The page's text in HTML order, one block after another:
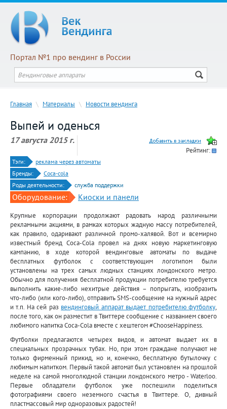
Портал №1 про вендинг в России
Главная \ Материалы \ Новости вендинга
Выпей и оденься
17 августа 2015 г.
Рейтинг:
Тэги:
реклама через автоматы
Бренды:
Coca-cola
Роды деятельности:
служба поддержки
Оборудование: Киоски и панели
Крупные корпорации продолжают радовать народ различными
рекламными акциями, в рамках которых жадную массу потребителей,
как правило, одаривают различной промо-халявой. Вот и всемирно
известный бренд Coca-Cola провел на днях новую маркетинговую
кампанию, в ходе которой вендинговые автоматы по выдаче
бесплатных футболок с соответствующим логотипом были
установлены на трех самых людных станциях лондонского метро.
Обычно для получения бесплатной продукции потребителю требуется
выполнить какие-либо нехитрые действия – попрыгать, изобразить
что-либо (или кого-либо), отправить SMS-сообщение на нужный адрес
и т.п. На сей раз вендинговый аппарат выдает потребителю футболку,
после того, как он разместит в Твиттере сообщение с названием своего
любимого напитка Coca-Cola вместе с хештегом #ChooseHappiness.
Футболки предлагаются четырех видов, и автомат выдает их в
специальных прозрачных тубах. Но, при этом граждане получают не
только фирменный прикид, но и, конечно, бесплатную бутылочку с
любимым напитком. Первый такой автомат был установлен на прошлой
неделе на самой многолюдной станции лондонского метро - Waterloo.
Первые обладатели футболок уже поспешили поделиться
фотографиями своего неземного счастья в Твиттере. О, дивный
пластмассовый мир одноразовых радостей!